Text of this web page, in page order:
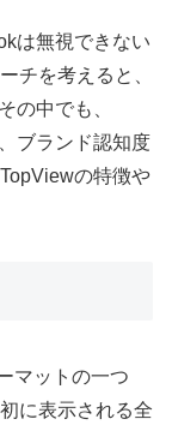
は無視できない
チを考えると、
の中でも、
ブランド認知度
の特徴や
マットの一つ
に表示される全